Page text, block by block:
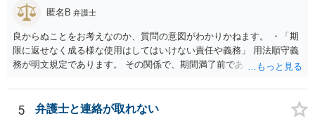
匿名B 弁護士
良からぬことをお考えなのか、質問の意図がわかりかねます。 ・「期
限に返せなく成る様な使用はしてはいけない責任や義務」 用法順守義
務が明文規定であります。 その関係で、期間満了前であっても、契約
九十四条 借主は、契約又はその目的物の性質によって定まった用法
に従い、その物の使用及び収益をしなければならない。 ２ 借主は、
5 弁護士と連絡が取れない